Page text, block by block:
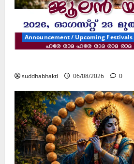
Announcement / Upcoming Festivals
suddhabhakti 06/08/2026 0